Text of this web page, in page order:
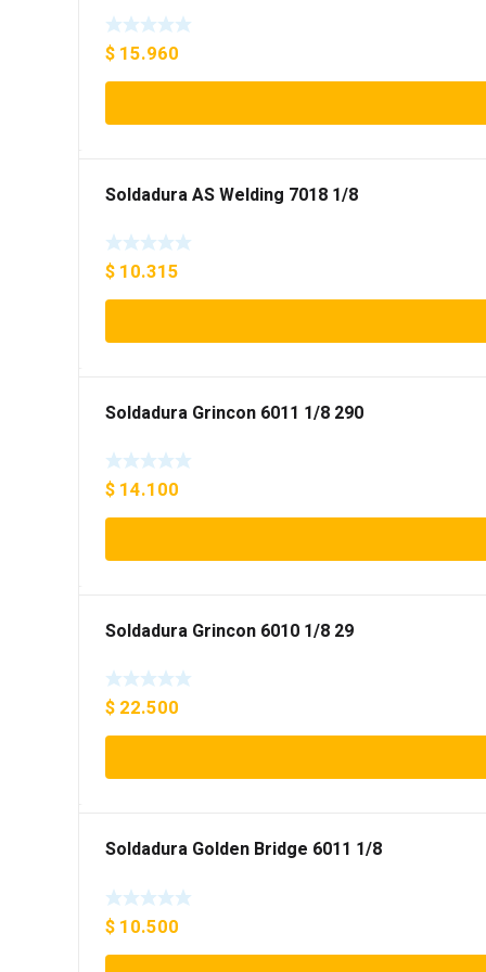
$ 15.960
Soldadura AS Welding 7018 1/8
$ 10.315
Soldadura Grincon 6011 1/8 290
$ 14.100
Soldadura Grincon 6010 1/8 29
$ 22.500
Soldadura Golden Bridge 6011 1/8
$ 10.500